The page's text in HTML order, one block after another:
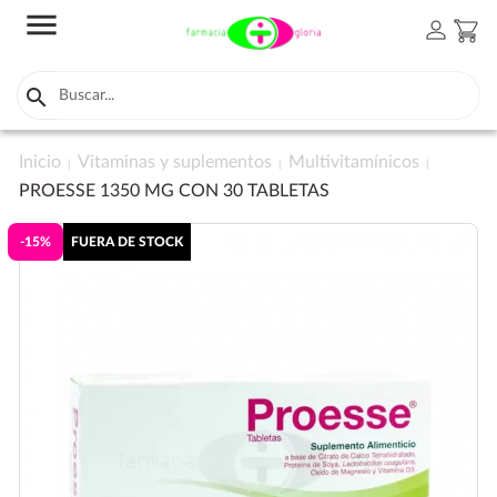
menu person shopping_cart

Inicio Vitaminas y suplementos
Multivitamínicos
PROESSE 1350 MG CON 30 TABLETAS
-15% FUERA DE STOCK